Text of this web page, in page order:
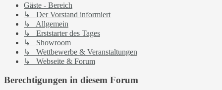
Gäste - Bereich
↳ Der Vorstand informiert
↳ Allgemein
↳ Erststarter des Tages
↳ Showroom
↳ Wettbewerbe & Veranstaltungen
↳ Webseite & Forum
Berechtigungen in diesem Forum